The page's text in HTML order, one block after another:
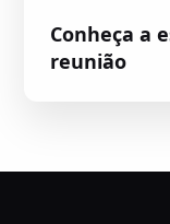
Conheça a
reunião